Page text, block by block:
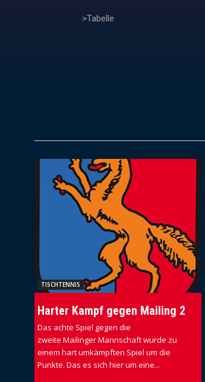
>Tabelle
TISCHTENNIS
Harter Kampf gegen Mailing 2
Das achte Spiel gegen die
zweite Mailinger Mannschaft wurde zu
einem hart umkämpften Spiel um die
Punkte. Das es sich hier um eine...